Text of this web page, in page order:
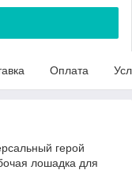
Оплата
герой
лошадка для